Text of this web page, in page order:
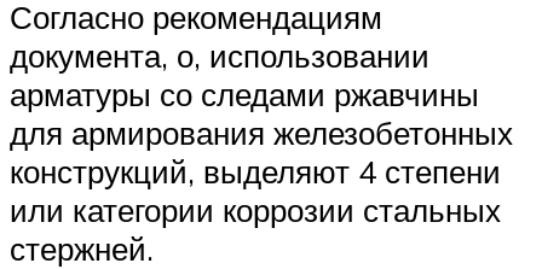
Согласно рекомендациям
документа, о, использовании
арматуры со следами ржавчины
для армирования железобетонных
конструкций, выделяют 4 степени
или категории коррозии стальных
стержней.